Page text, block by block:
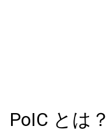
PoIC とは？